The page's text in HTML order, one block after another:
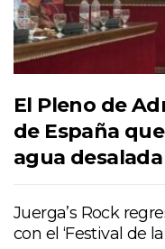
El Pleno de
de España
agua
Juerga’s Rock
con el ‘Festival de